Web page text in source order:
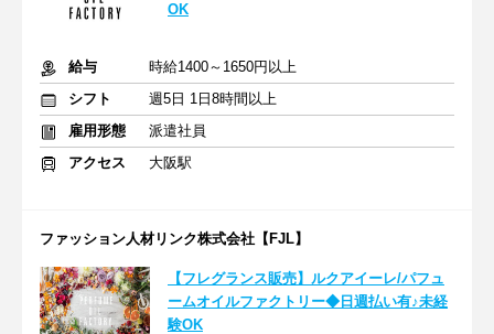
OK
給与
時給1400～1650円以上
シフト
週5日 1日8時間以上
雇用形態
派遣社員
アクセス
大阪駅
ファッション人材リンク株式会社【FJL】
【フレグランス販売】ルクアイーレ/パフュ
ームオイルファクトリー◆日週払い有♪未経
験OK